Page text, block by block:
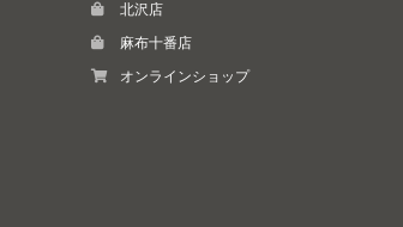
北沢店
麻布十番店
オンラインショップ